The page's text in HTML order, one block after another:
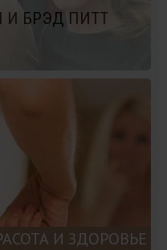
БРЭД ПИТТ
И ЗДОРОВЬЕ